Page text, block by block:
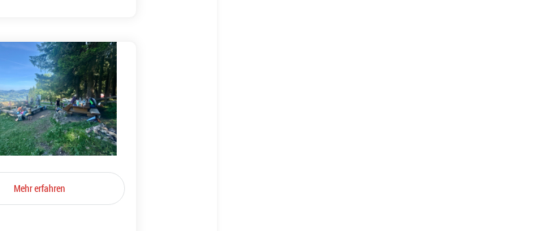
Mehr erfahren